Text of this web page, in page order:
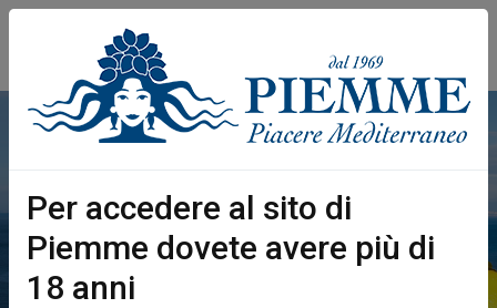
LIQUORI
Per accedere al sito di
Piemme dovete avere più di
18 anni